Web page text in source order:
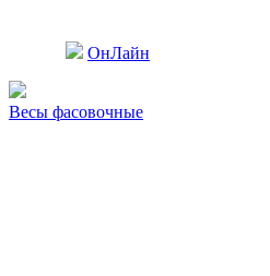
ОнЛайн
Весы фасовочные